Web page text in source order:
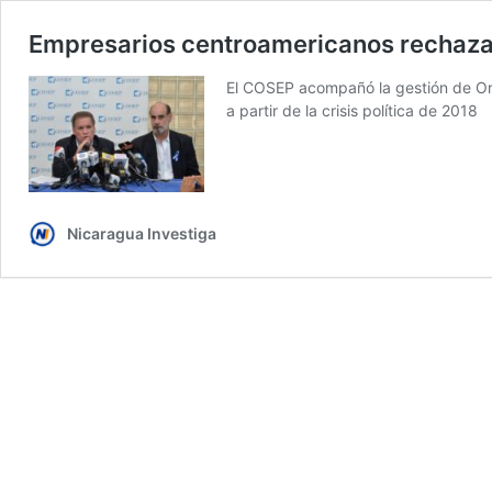
Empresarios centroamericanos
El COSEP acompañó la gestión de
a partir de la crisis política de 2018
Nicaragua Investiga